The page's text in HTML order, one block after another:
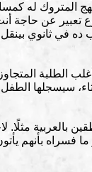
المتروك له
عن حاجة أنت
ده في ثانوي
سيسجلها
بالعربية
فسراه بأنهم